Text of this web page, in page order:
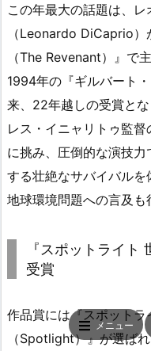
この年最大の話題は、
（Leonardo DiCaprio
（The Revenant）』で
1994年の『ギルバート
来、22年越しの受賞と
レス・イニャリトゥ監
に挑み、圧倒的な演技
する壮絶なサバイバル
地球環境問題への言及も
『スポットライト
受賞
作品賞には『スポット
（Spotlight）』が選ば
メニュー